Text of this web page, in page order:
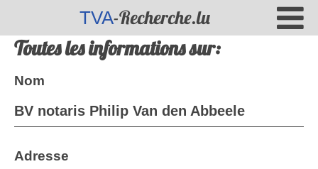
TVA-Recherche.lu
Toutes les informations sur:
Nom
BV notaris Philip Van den Abbeele
Adresse